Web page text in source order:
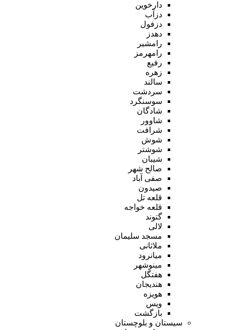
دارخوین
دزآب
دزفول
دهدز
رامشیر
رامهرمز
رفیع
زهره
سالند
سردشت
سوسنگرد
شادگان
شاوور
شرافت
شوش
شوشتر
شیبان
صالح شهر
صفی آباد
صیدون
قلعه تل
قلعه خواجه
گتوند
لالی
مسجد سلیمان
ملاثانی
میانرود
مینوشهر
هفتگل
هندیجان
هویزه
ویس
بازگشت
سیستان و بلوچستان